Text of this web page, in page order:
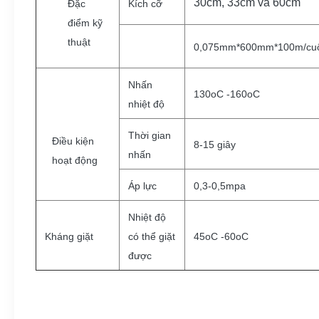
Đặc
điểm kỹ
thuật
Kích cỡ 30cm, 33cm và 60cm
0,075mm*600mm*100m/
Điều kiện
hoạt động
Nhấn
nhiệt độ
130oC -160oC
Thời gian
nhấn
8-15 giây
Áp lực 0,3-0,5mpa
Kháng giặt
Nhiệt độ
có thể giặt
được
45oC -60oC